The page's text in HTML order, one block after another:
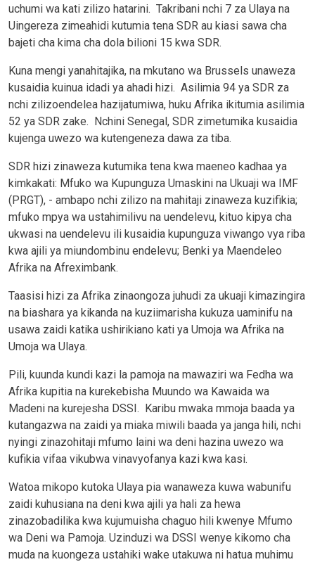
uchumi wa kati zilizo hatarini. Takribani nchi 7 za Ulaya na
Uingereza zimeahidi kutumia tena SDR au kiasi sawa cha
bajeti cha kima cha dola bilioni 15 kwa SDR.
Kuna mengi yanahitajika, na mkutano wa Brussels unaweza
kusaidia kuinua idadi ya ahadi hizi. Asilimia 94 ya SDR za
nchi zilizoendelea hazijatumiwa, huku Afrika ikitumia asilimia
52 ya SDR zake. Nchini Senegal, SDR zimetumika kusaidia
kujenga uwezo wa kutengeneza dawa za tiba.
SDR hizi zinaweza kutumika tena kwa maeneo kadhaa ya
kimkakati: Mfuko wa Kupunguza Umaskini na Ukuaji wa IMF
(PRGT), - ambapo nchi zilizo na mahitaji zinaweza kuzifikia;
mfuko mpya wa ustahimilivu na uendelevu, kituo kipya cha
ukwasi na uendelevu ili kusaidia kupunguza viwango vya riba
kwa ajili ya miundombinu endelevu; Benki ya Maendeleo
Afrika na Afreximbank.
Taasisi hizi za Afrika zinaongoza juhudi za ukuaji kimazingira
na biashara ya kikanda na kuziimarisha kukuza uaminifu na
usawa zaidi katika ushirikiano kati ya Umoja wa Afrika na
Umoja wa Ulaya.
Pili, kuunda kundi kazi la pamoja na mawaziri wa Fedha wa
Afrika kupitia na kurekebisha Muundo wa Kawaida wa
Madeni na kurejesha DSSI. Karibu mwaka mmoja baada ya
kutangazwa na zaidi ya miaka miwili baada ya janga hili, nchi
nyingi zinazohitaji mfumo laini wa deni hazina uwezo wa
kufikia vifaa vikubwa vinavyofanya kazi kwa kasi.
Watoa mikopo kutoka Ulaya pia wanaweza kuwa wabunifu
zaidi kuhusiana na deni kwa ajili ya hali za hewa
zinazobadilika kwa kujumuisha chaguo hili kwenye Mfumo
wa Deni wa Pamoja. Uzinduzi wa DSSI wenye kikomo cha
muda na kuongeza ustahiki wake utakuwa ni hatua muhimu